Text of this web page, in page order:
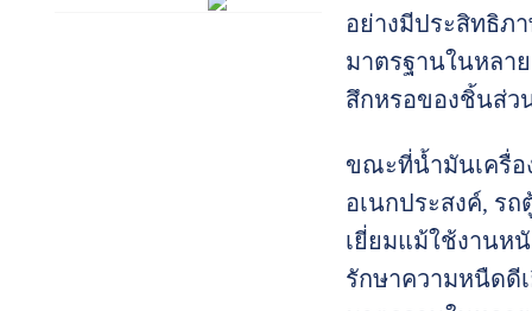
อย่างมีประสิทธิภ
มาตรฐานในหลา
สึกหรอของชิ้นส่ว
ขณะที่น้ำมันเครื่อ
อเนกประสงค์, ร
เยี่ยมแม้ใช้งานห
รักษาความหนืดดี